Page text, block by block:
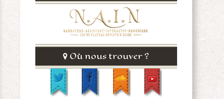
Où nous trouver ?